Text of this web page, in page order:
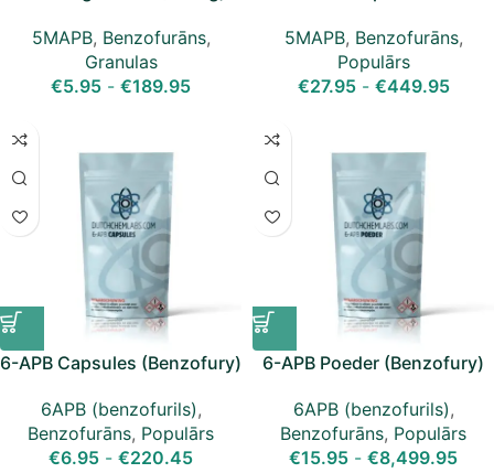
5MAPB, Benzofurāns,
Granulas
€5.95 - €189.95
5MAPB, Benzofurāns,
Populārs
€27.95 - €449.95
6-APB Capsules (Benzofury)
6APB (benzofurils),
Benzofurāns, Populārs
€6.95 - €220.45
6-APB Poeder (Benzofury)
6APB (benzofurils),
Benzofurāns, Populārs
€15.95 - €8,499.95